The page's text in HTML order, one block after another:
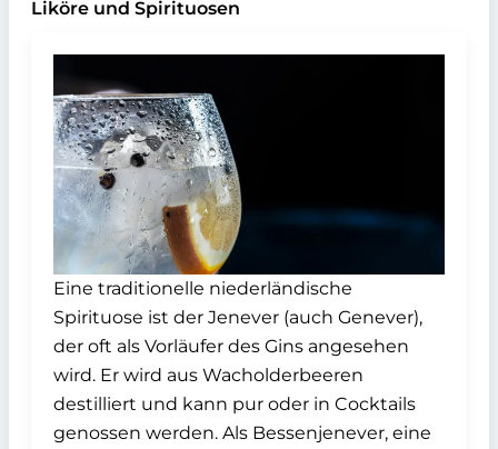
Liköre und Spirituosen
Eine traditionelle niederländische
Spirituose ist der Jenever (auch Genever),
der oft als Vorläufer des Gins angesehen
wird. Er wird aus Wacholderbeeren
destilliert und kann pur oder in Cocktails
genossen werden. Als Bessenjenever, eine